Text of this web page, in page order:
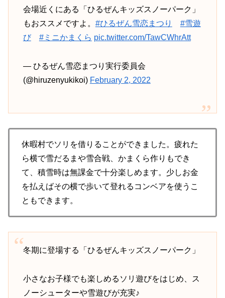
会場近くにある「ひるぜんキッズスノーパーク」
もおススメですよ。 #ひるぜん雪恋まつり
#雪遊
び
#ミニかまくら pic.twitter.com/TawCWhrAtt
— ひるぜん雪恋まつり実行委員会
(@hiruzenyukikoi) February 2, 2022
休暇村でソリを借りることができました。疲れた
ら横で雪だるまや雪合戦、かまくら作りもでき
て、積雪時は無課金で十分楽しめます。少しお金
を払えばその横で歩いて登れるコンベアを使うこ
ともできます。
冬期に登場する「ひるぜんキッズスノーパーク」
小さなお子様でも楽しめるソリ遊びをはじめ、ス
ノーシューターや雪遊びが充実♪